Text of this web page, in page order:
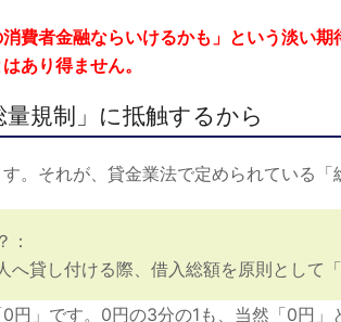
消費者金融ならいけるかも」という淡い
あり得ません。
規制」に抵触するから
。それが、貸金業法で定められている「
：
へ貸し付ける際、借入総額を原則として
円」です。0円の3分の1も、当然「0円」